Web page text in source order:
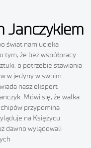
Janczykiem
świat nam ucieka
tym, że bez współpracy
o potrzebie stawiania
w jedyny w swoim
nasz ekspert
Mówi się, że walka
przypomina
na Księżycu.
dawno wylądowali